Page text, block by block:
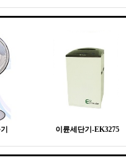
이륜세단기-EK3275